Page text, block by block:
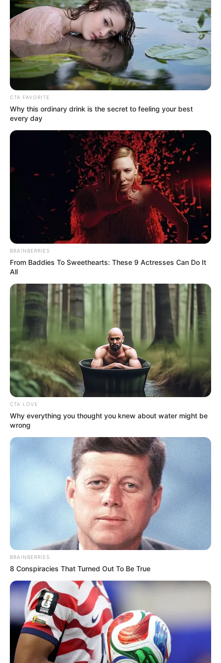
CTA FAVORITE
Why this ordinary drink is the secret to feeling your best
every day
BRAINBERRIES
From Baddies To Sweethearts: These 9 Actresses Can Do It
All
CTA LOVE
Why everything you thought you knew about water might be
wrong
BRAINBERRIES
8 Conspiracies That Turned Out To Be True